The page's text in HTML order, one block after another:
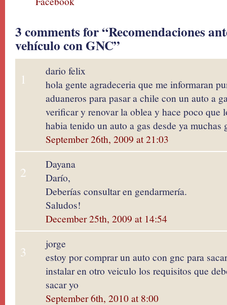
3 comments for “Recomendaciones
vehículo con GNC”
1
dario felix
hola gente agradeceria que me informaran
aduaneros para pasar a chile con un auto a
verificar y renovar la oblea y hace poco que
habia tenido un auto a gas desde ya muchas
September 26th, 2009 at 21:03
2
Dayana
Darío,
Deberías consultar en gendarmería.
Saludos!
December 25th, 2009 at 14:54
3
jorge
estoy por comprar un auto con gnc para
instalar en otro veiculo los requisitos que
sacar yo
September 6th, 2010 at 8:00